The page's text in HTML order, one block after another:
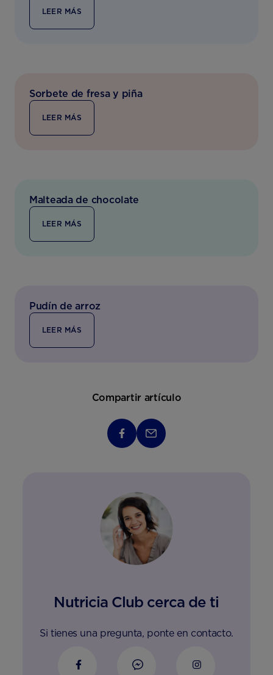
LEER MÁS
Sorbete de fresa y piña
LEER MÁS
Malteada de chocolate
LEER MÁS
Pudín de arroz
LEER MÁS
Compartir artículo
Nutricia Club cerca de ti
Si tienes una pregunta, ponte en contacto.